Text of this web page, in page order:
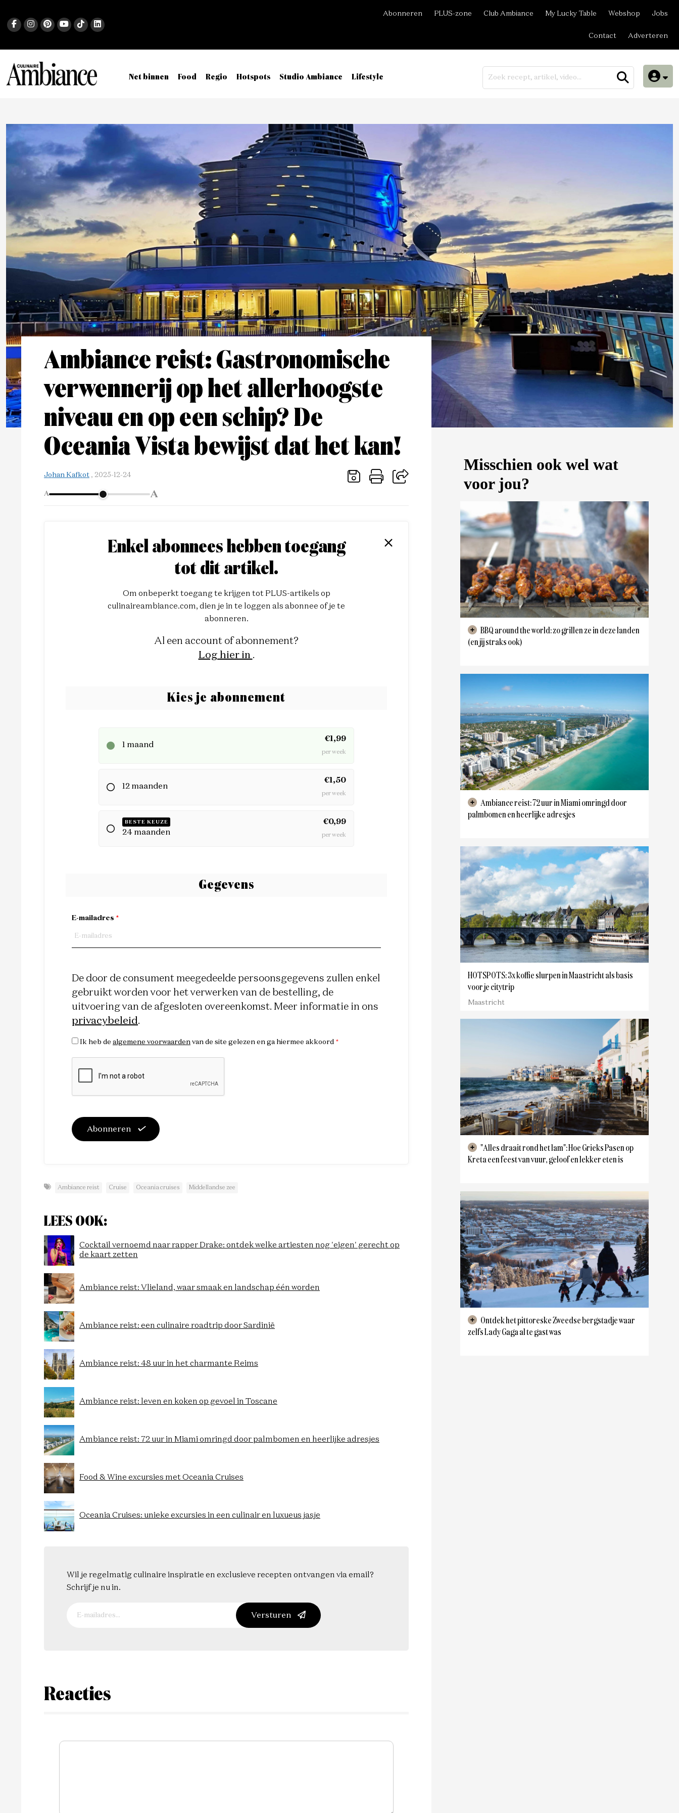
Abonneren PLUS-zone Club Ambiance My Lucky Table Webshop Jobs
Contact Adverteren
Net binnen Food Regio Hotspots Studio Ambiance Lifestyle
Ambiance reist: Gastronomische
verwennerij op het allerhoogste
niveau en op een schip? De
Oceania Vista bewijst dat het kan!
Johan Kafkot , 2025-12-24
A A
Enkel abonnees hebben toegang
tot dit artikel.
Om onbeperkt toegang te krijgen tot PLUS-artikels op
culinaireambiance.com, dien je in te loggen als abonnee of je te
abonneren.
Al een account of abonnement?
Log hier in .
Kies je abonnement
1 maand
€1,99
per week
12 maanden
€1,50
per week
BESTE KEUZE
24 maanden
€0,99
per week
Gegevens
E-mailadres *
De door de consument meegedeelde persoonsgegevens zullen enkel
gebruikt worden voor het verwerken van de bestelling, de
uitvoering van de afgesloten overeenkomst. Meer informatie in ons
privacybeleid .
Ik heb de algemene voorwaarden van de site gelezen en ga hiermee akkoord *
Abonneren
Ambiance reist Cruise Oceania cruises Middellandse zee
LEES OOK:
Cocktail vernoemd naar rapper Drake: ontdek welke artiesten nog 'eigen' gerecht op
de kaart zetten
Ambiance reist: Vlieland, waar smaak en landschap één worden
Ambiance reist: een culinaire roadtrip door Sardinië
Ambiance reist: 48 uur in het charmante Reims
Ambiance reist: leven en koken op gevoel in Toscane
Ambiance reist: 72 uur in Miami omringd door palmbomen en heerlijke adresjes
Food & Wine excursies met Oceania Cruises
Oceania Cruises: unieke excursies in een culinair en luxueus jasje
Wil je regelmatig culinaire inspiratie en exclusieve recepten ontvangen via email?
Schrijf je nu in.
Versturen
Reacties
Misschien ook wel wat
voor jou?
(en jij straks ook)
palmbomen en heerlijke adresjes
HOTSPOTS: 3x koffie slurpen in Maastricht als basis
voor je citytrip
Maastricht
Kreta een feest van vuur, geloof en lekker eten is
zelfs Lady Gaga al te gast was